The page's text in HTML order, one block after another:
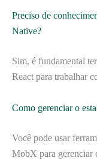
Preciso de
Native?
Sim, é fundamental
React para trabalhar
Como gerenciar o
Você pode usar
MobX para gerenciar